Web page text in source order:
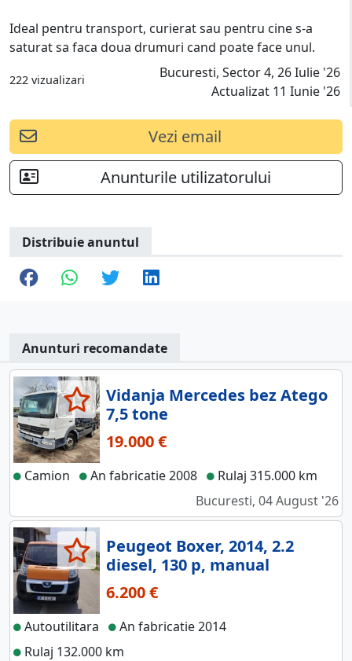
Ideal pentru transport, curierat sau pentru cine s-a
saturat sa faca doua drumuri cand poate face unul.
222 vizualizari
Bucuresti, Sector 4, 26 Iulie '26
Actualizat 11 Iunie '26
Vezi email
Anunturile utilizatorului
Distribuie anuntul
Anunturi recomandate
Vidanja Mercedes bez Atego
7,5 tone
19.000 €
Camion An fabricatie 2008
Rulaj 315.000 km
Bucuresti, 04 August '26
Peugeot Boxer, 2014, 2.2
diesel, 130 p, manual
6.200 €
Autoutilitara
An fabricatie 2014
Rulaj 132.000 km